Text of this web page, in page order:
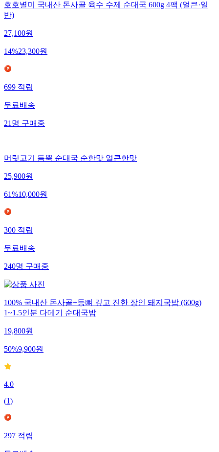
호호별미 국내산 돈사골 육수 수제 순대국 600g 4팩 (얼큰·일
반)
27,100원
14%23,300원
699적립
무료배송
21명구매중
머릿고기 듬뿍 순대국 순한맛 얼큰한맛
25,900원
61%10,000원
300적립
무료배송
240명구매중
100% 국내산 돈사골+등뼈 깊고 진한 장인 돼지국밥 (600g)
1~1.5인분 다데기 순대국밥
19,800원
50%9,900원
4.0
(1)
297적립